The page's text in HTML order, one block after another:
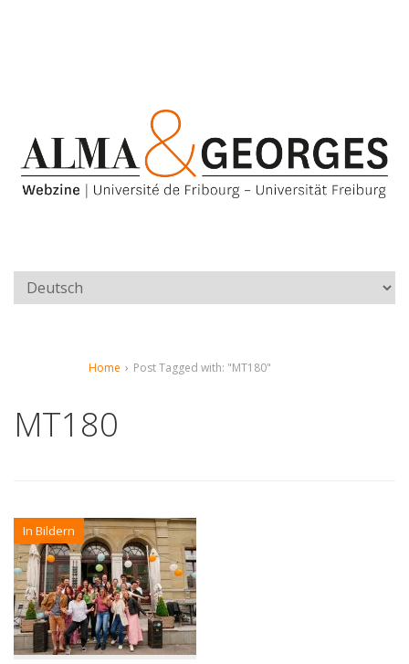
Home › Post Tagged with: "MT180"
MT180
In Bildern